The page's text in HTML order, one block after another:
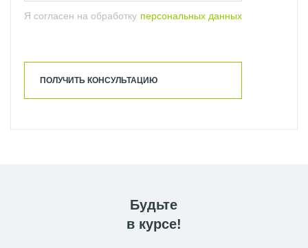
Я согласен на обработку персональных данных
ПОЛУЧИТЬ КОНСУЛЬТАЦИЮ
Будьте
в курсе!